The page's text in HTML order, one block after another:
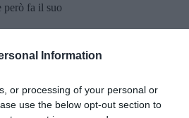
Information
or processing of your personal or
use the below opt-out section to
però fa il suo